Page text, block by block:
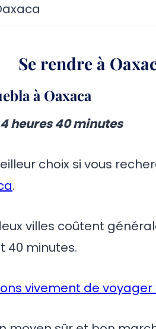
Se rendre à
à Oaxaca
heures 40 minutes
choix si vous
.
villes coûtent
40 minutes.
vivement de voyager